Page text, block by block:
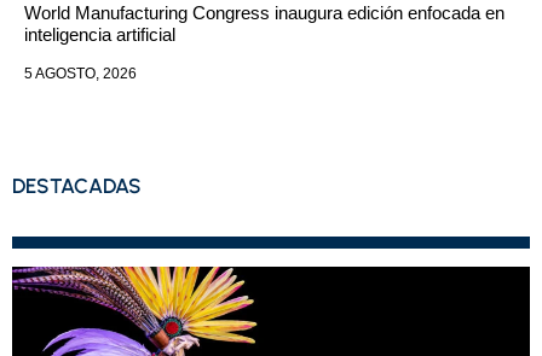
World Manufacturing Congress inaugura edición enfocada en
inteligencia artificial
5 AGOSTO, 2026
DESTACADAS